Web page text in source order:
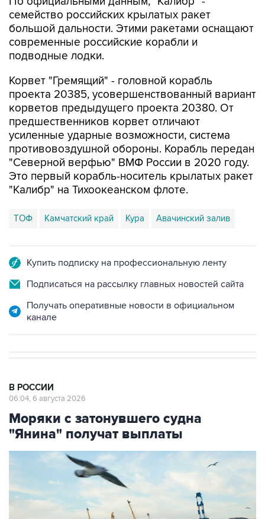
семейство российских крылатых ракет
большой дальности. Этими ракетами оснащают
современные российские корабли и
подводные лодки.
Корвет "Гремящий" - головной корабль
проекта 20385, усовершенствованный вариант
корветов предыдущего проекта 20380. От
предшественников корвет отличают
усиленные ударные возможности, система
противовоздушной обороны. Корабль передан
"Северной верфью" ВМФ России в 2020 году.
Это первый корабль-носитель крылатых ракет
"Калибр" на Тихоокеанском флоте.
ТОФ Камчатский край Кура Авачинский залив
Купить подписку на профессиональную ленту
Подписаться на рассылку главных новостей сайта
Получать оперативные новости в официальном
канале
В РОССИИ
06:04, 6 августа 2026
Моряки с затонувшего судна
"Янина" получат выплаты